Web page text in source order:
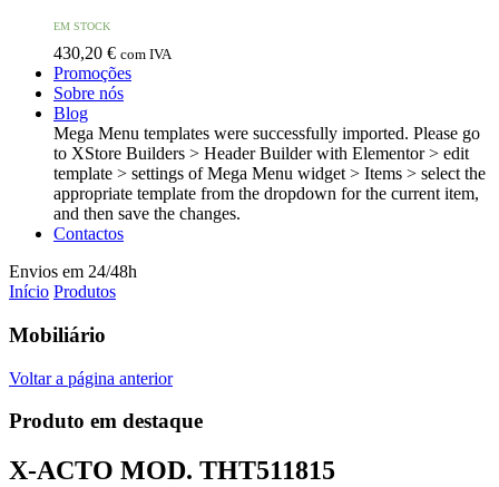
EM STOCK
430,20 € com IVA
Promoções
Sobre nós
Blog
Mega Menu templates were successfully imported. Please go
to XStore Builders > Header Builder with Elementor > edit
template > settings of Mega Menu widget > Items > select the
appropriate template from the dropdown for the current item,
and then save the changes.
Contactos
Envios em 24/48h
Início Produtos
Mobiliário
Voltar a página anterior
Produto em destaque
X-ACTO MOD. THT511815